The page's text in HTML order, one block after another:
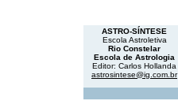
ASTRO-SÍNTESE
Escola Astroletiva
Rio Constelar
Escola de Astrologia
Editor: Carlos Hollanda
astrosintese@ig.com.br